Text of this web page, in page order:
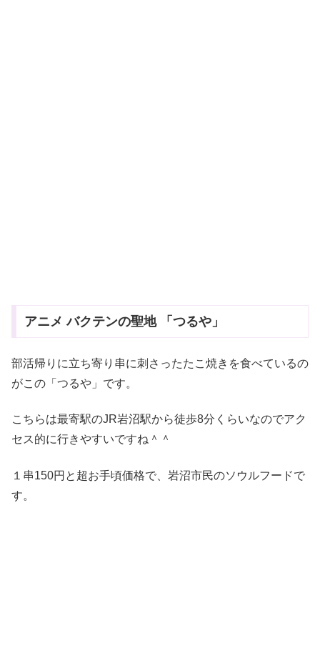
アニメ バクテンの聖地 「つるや」
部活帰りに立ち寄り串に刺さったたこ焼きを食べているの
がこの「つるや」です。
こちらは最寄駅のJR岩沼駅から徒歩8分くらいなのでアク
セス的に行きやすいですね＾＾
１串150円と超お手頃価格で、岩沼市民のソウルフードで
す。